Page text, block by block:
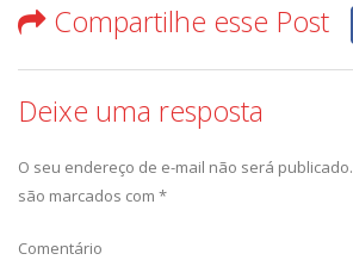
Compartilhe esse Post
Deixe uma resposta
O seu endereço de e-mail não será publicado.
são marcados com *
Comentário